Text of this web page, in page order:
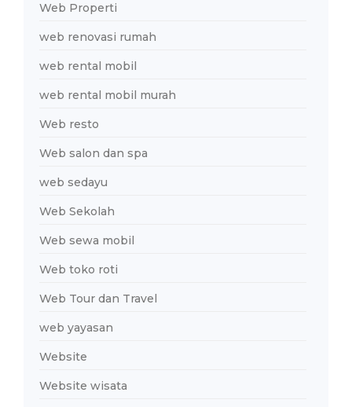
Web Properti
web renovasi rumah
web rental mobil
web rental mobil murah
Web resto
Web salon dan spa
web sedayu
Web Sekolah
Web sewa mobil
Web toko roti
Web Tour dan Travel
web yayasan
Website
Website wisata